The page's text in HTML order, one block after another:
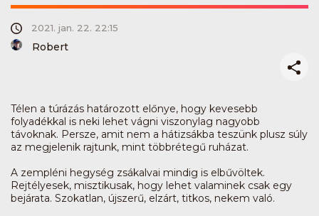
2021. jan. 22. 22:15
Robert
Télen a túrázás határozott előnye, hogy kevesebb
folyadékkal is neki lehet vágni viszonylag nagyobb
távoknak. Persze, amit nem a hátizsákba teszünk plusz súly
az megjelenik rajtunk, mint többrétegű ruházat.
A zempléni hegység zsákalvai mindig is elbűvöltek.
Rejtélyesek, misztikusak, hogy lehet valaminek csak egy
bejárata. Szokatlan, újszerű, elzárt, titkos, nekem való.